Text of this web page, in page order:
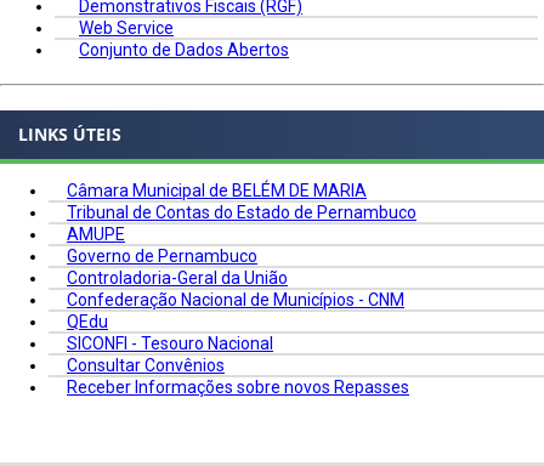
Demonstrativos Fiscais (RGF)
Web Service
Conjunto de Dados Abertos
LINKS ÚTEIS
Câmara Municipal de BELÉM DE MARIA
Tribunal de Contas do Estado de Pernambuco
AMUPE
Governo de Pernambuco
Controladoria-Geral da União
Confederação Nacional de Municípios - CNM
QEdu
SICONFI - Tesouro Nacional
Consultar Convênios
Receber Informações sobre novos Repasses